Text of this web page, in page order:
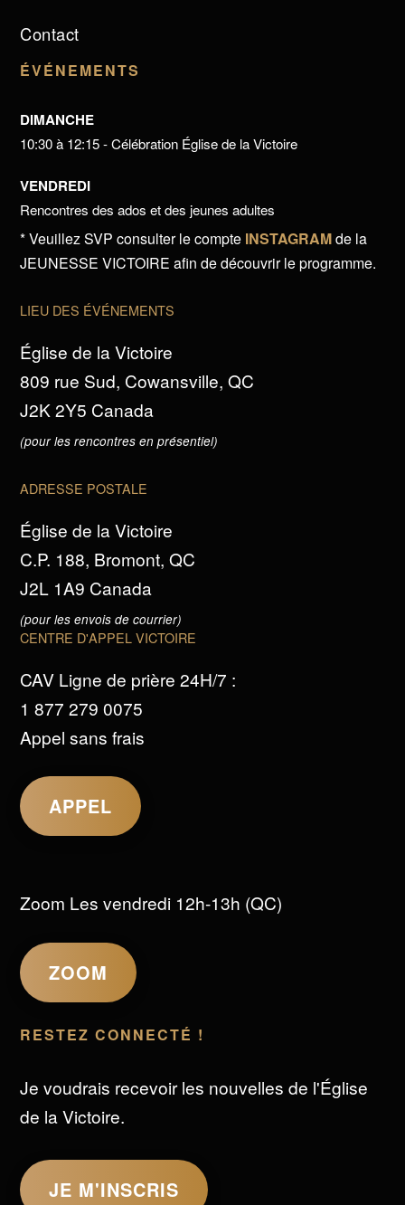
Contact
ÉVÉNEMENTS
DIMANCHE
10:30 à 12:15 - Célébration Église de la Victoire
VENDREDI
Rencontres des ados et des jeunes adultes
* Veuillez SVP consulter le compte INSTAGRAMde la
JEUNESSE VICTOIRE afin de découvrir le programme.
LIEU DES ÉVÉNEMENTS
Église de la Victoire
809 rue Sud, Cowansville, QC
J2K 2Y5 Canada
(pour les rencontres en présentiel)
ADRESSE POSTALE
Église de la Victoire
C.P. 188, Bromont, QC
J2L 1A9 Canada
(pour les envois de courrier)
CENTRE D'APPEL VICTOIRE
CAV Ligne de prière 24H/7 :
1 877 279 0075
Appel sans frais
APPEL
Zoom Les vendredi 12h-13h (QC)
ZOOM
RESTEZ CONNECTÉ !
Je voudrais recevoir les nouvelles de l'Église
de la Victoire.
JE M'INSCRIS